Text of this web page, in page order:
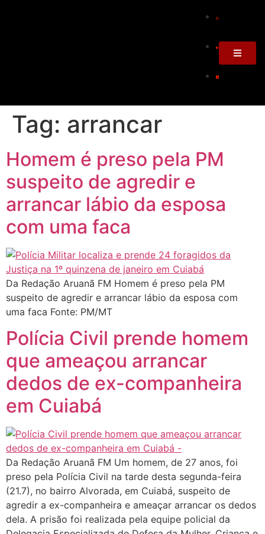
Tag: arrancar
Homem é preso pela PM
suspeito de agredir e
arrancar lábio da esposa
com uma faca
Da Redação Aruanã FM Homem é preso pela PM
suspeito de agredir e arrancar lábio da esposa com
uma faca Fonte: PM/MT
Polícia Civil prende homem
que ameaçou arrancar
dedos de ex-companheira
em Cuiabá
Da Redação Aruanã FM Um homem, de 27 anos, foi
preso pela Polícia Civil na tarde desta segunda-feira
(21.7), no bairro Alvorada, em Cuiabá, suspeito de
agredir a ex-companheira e ameaçar arrancar os dedos
dela. A prisão foi realizada pela equipe policial da